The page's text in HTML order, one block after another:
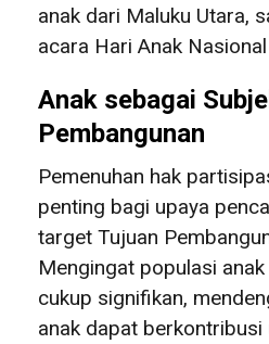
anak dari Maluku Utara,
acara Hari Anak
Anak sebagai
Pembangunan
Pemenuhan hak
penting bagi upaya
target Tujuan
Mengingat populasi
cukup signifikan,
anak dapat berkontribusi